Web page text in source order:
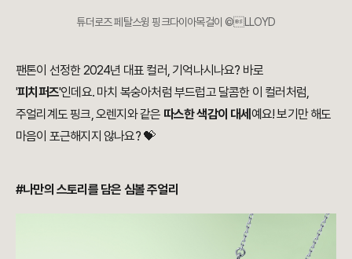
튜더로즈 페탈스윙 핑크다이아목걸이 ©LLOYD
팬톤이 선정한 2024년 대표 컬러, 기억나시나요? 바로
'피치퍼즈'인데요. 마치 복숭아처럼 부드럽고 달콤한 이 컬러처럼,
주얼리계도 핑크, 오렌지와 같은 따스한 색감이 대세 예요! 보기만 해도
마음이 포근해지지 않나요? 💝
#나만의 스토리를 담은 심볼 주얼리